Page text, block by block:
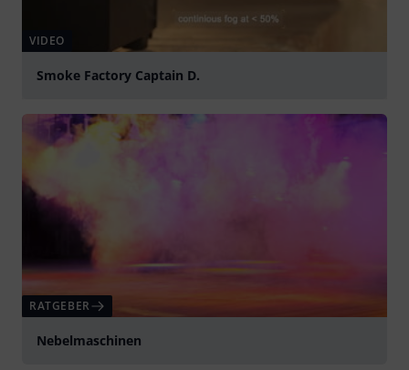
VIDEO
Smoke Factory Captain D.
RATGEBER
Nebelmaschinen